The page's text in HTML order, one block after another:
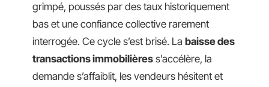
grimpé, poussés par des taux historiquement
bas et une confiance collective rarement
interrogée. Ce cycle s’est brisé. La baisse des
transactions immobilières s’accélère, la
demande s’affaiblit, les vendeurs hésitent et